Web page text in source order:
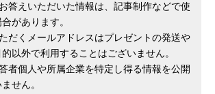
答えいただいた情報は、記事制作などで使
があります。
だくメールアドレスはプレゼントの発送や
以外で利用することはございません。
者個人や所属企業を特定し得る情報を公開
せん。